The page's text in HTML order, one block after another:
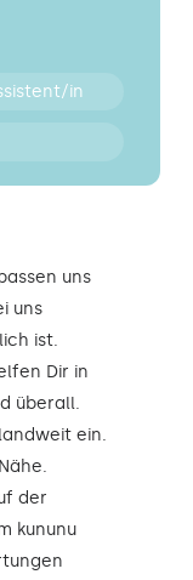
in
uns
uns
ist.
Dir in
überall.
ein.
der
kununu